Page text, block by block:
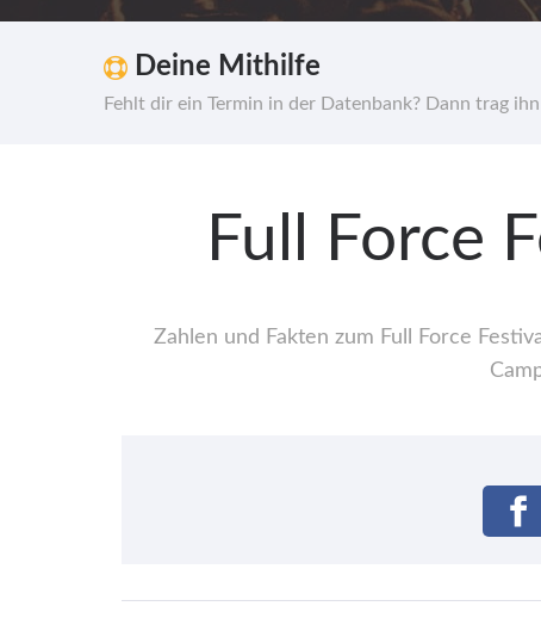
Deine Mithilfe
Fehlt dir ein Termin in der Datenbank? Dann trag
Full Force
Zahlen und Fakten zum Full Force